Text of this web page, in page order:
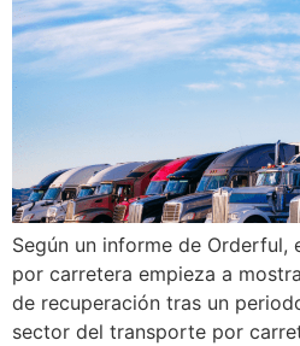
Según un informe de
por carretera empieza a
de recuperación tras un
sector del transporte por